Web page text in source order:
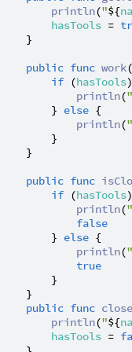
println("${
hasTools =
    }
public func work
if (hasTools
println("
        }
else {
println("
        }
    }
public func
if (hasTools
println("
false
        }
else {
println("
true
        }
    }
public func close
println("${
hasTools =